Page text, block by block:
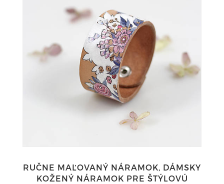
RUČNE MAĽOVANÝ NÁRAMOK, DÁMSKY
KOŽENÝ NÁRAMOK PRE ŠTÝLOVÚ